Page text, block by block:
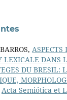
ASPECTS
LEXICALE DANS
DU BRESIL:
Acta Semiótica et